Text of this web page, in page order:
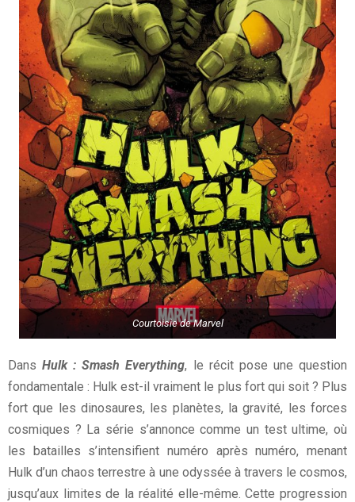
Courtoisie de Marvel
DansHulk : Smash Everything, le récit pose une question
fondamentale : Hulk est-il vraiment le plus fort qui soit ? Plus
fort que les dinosaures, les planètes, la gravité, les forces
cosmiques ? La série s’annonce comme un test ultime, où
les batailles s’intensifient numéro après numéro, menant
Hulk d’un chaos terrestre à une odyssée à travers le cosmos,
jusqu’aux limites de la réalité elle-même. Cette progression